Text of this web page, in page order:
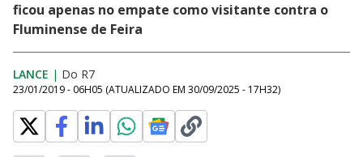
ficou apenas no empate como visitante contra o
Fluminense de Feira
LANCE | Do R7
23/01/2019 - 06H05 (ATUALIZADO EM 30/09/2025 - 17H32)